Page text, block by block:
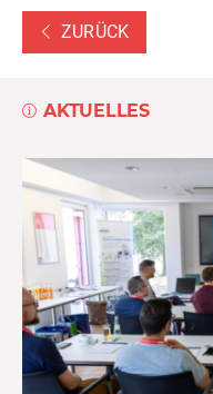
ZURÜCK
AKTUELLES